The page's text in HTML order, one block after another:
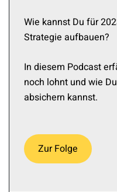
Wie kannst Du für
Strategie aufbauen?
In diesem Podcast
noch lohnt und wie
absichern kannst.
Zur Folge